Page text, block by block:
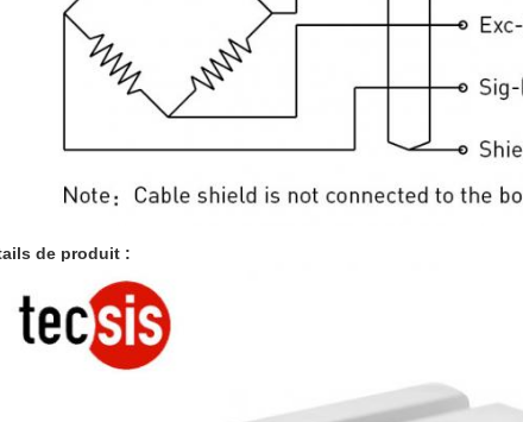
de produit :